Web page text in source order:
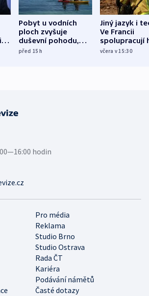
Pobyt u vodních
ploch zvyšuje
duševní pohodu,
ukázala
před 15h
Jiný jazyk i
Ve Francii
spolupracují
různých zemí
včera v 15:30
Pro média
Reklama
Studio Brno
Studio Ostrava
Rada ČT
Kariéra
Podávání námětů
Časté dotazy
hodin